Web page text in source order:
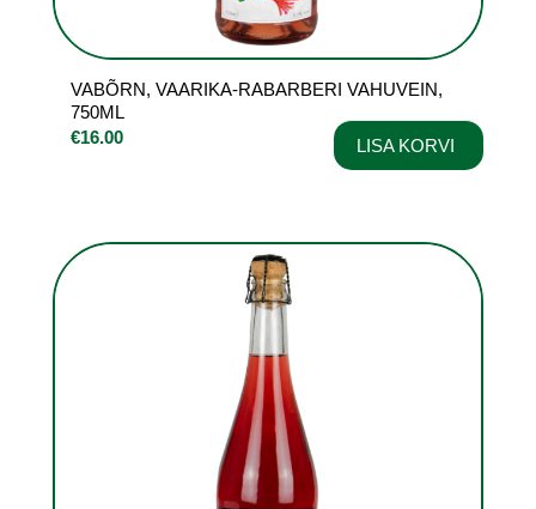
VABÕRN, VAARIKA-RABARBERI VAHUVEIN,
750ML
€16.00 LISA KORVI